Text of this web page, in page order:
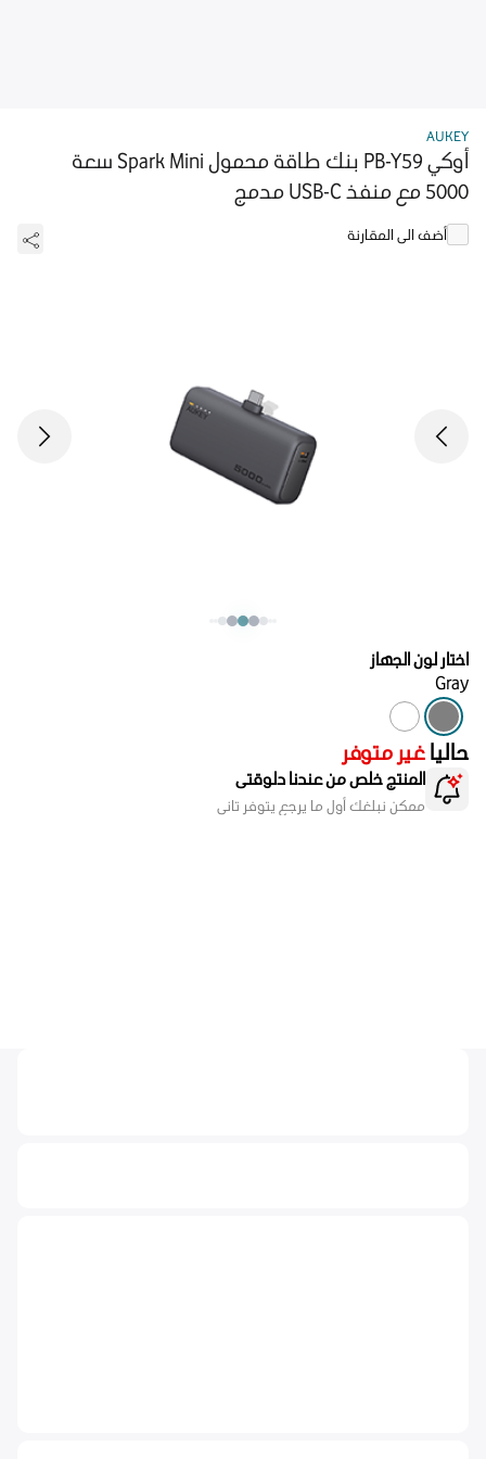
AUKEY
أوكي PB-Y59 بنك طاقة محمول Spark Mini سعة
5000 مع منفذ USB-C مدمج
أضف الى المقارنة
اختار لون الجهاز
Gray
حاليا غير متوفر
المنتج خلص من عندنا دلوقتى
ممكن نبلغك أول ما يرجع يتوفر تانى